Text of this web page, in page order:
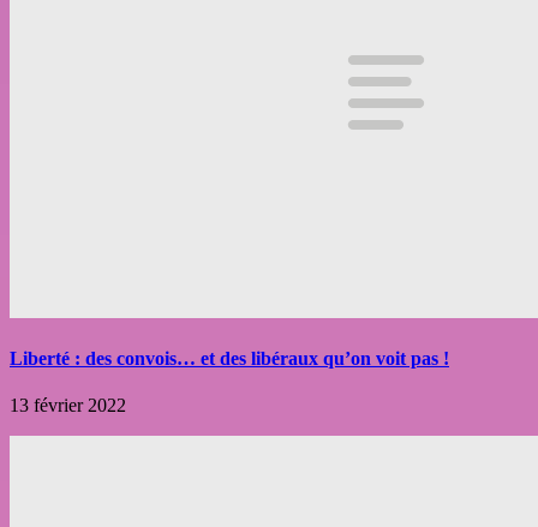
Liberté : des convois… et des libéraux qu’on voit pas !
13 février 2022